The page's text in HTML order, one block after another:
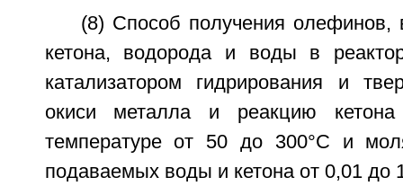
(8) Способ получения
кетона, водорода и воды в
катализатором гидрирования и
окиси металла и реакцию
температуре от 50 до 300°C и
подаваемых воды и кетона от 0,01 до